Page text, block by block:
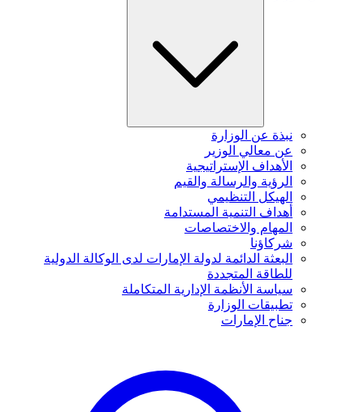
نبذة عن الوزارة
عن معالي الوزير
الأهداف الإستراتيجية
الرؤية والرسالة والقيم
الهيكل التنظيمي
أهداف التنمية المستدامة
المهام والاختصاصات
شركاؤنا
البعثة الدائمة لدولة الإمارات لدى الوكالة الدولية
للطاقة المتجددة
سياسة الأنظمة الإدارية المتكاملة
تطبيقات الوزارة
جناح الإمارات